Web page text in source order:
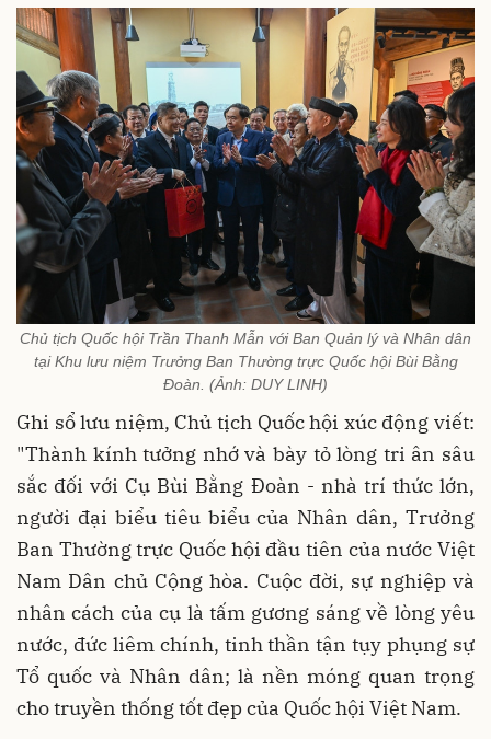
Chủ tịch Quốc hội Trần Thanh Mẫn với Ban Quản lý và Nhân dân
tại Khu lưu niệm Trưởng Ban Thường trực Quốc hội Bùi Bằng
Đoàn. (Ảnh: DUY LINH)
Ghi sổ lưu niệm, Chủ tịch Quốc hội xúc động viết:
"Thành kính tưởng nhớ và bày tỏ lòng tri ân sâu
sắc đối với Cụ Bùi Bằng Đoàn - nhà trí thức lớn,
người đại biểu tiêu biểu của Nhân dân, Trưởng
Ban Thường trực Quốc hội đầu tiên của nước Việt
Nam Dân chủ Cộng hòa. Cuộc đời, sự nghiệp và
nhân cách của cụ là tấm gương sáng về lòng yêu
nước, đức liêm chính, tinh thần tận tụy phụng sự
Tổ quốc và Nhân dân; là nền móng quan trọng
cho truyền thống tốt đẹp của Quốc hội Việt Nam.